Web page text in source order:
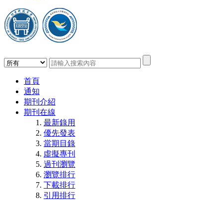
首頁
通知
期刊介紹
期刊在線
最新錄用
優先發表
當期目錄
虛擬專刊
過刊瀏覽
瀏覽排行
下載排行
引用排行